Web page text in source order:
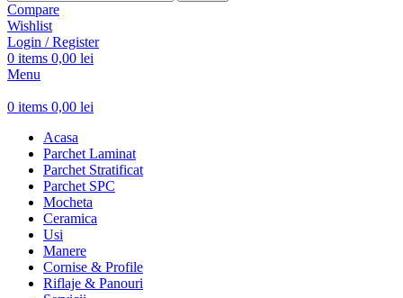
Compare
Wishlist
Login / Register
0 items 0,00 lei
Menu
0 items 0,00 lei
Acasa
Parchet Laminat
Parchet Stratificat
Parchet SPC
Mocheta
Ceramica
Usi
Manere
Cornise & Profile
Riflaje & Panouri